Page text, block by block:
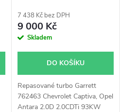
7 438 Kč bez DPH
9 000 Kč
Skladem
DO KOŠÍKU
Repasované turbo Garrett
762463 Chevrolet Captiva, Opel
Antara 2.0D 2.0CDTi 93KW